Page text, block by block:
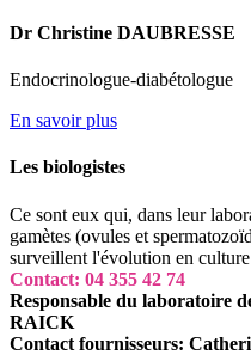
Dr Christine DAUBRESSE
Endocrinologue-diabétologue
En savoir plus
Les biologistes
Ce sont eux qui, dans leur
gamètes (ovules et
surveillent l'évolution en
Contact: 04 355 42 74
Responsable du laboratoire
RAICK
Contact fournisseurs: